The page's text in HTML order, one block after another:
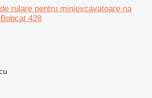
rulare pentru miniexcavatoare na
428